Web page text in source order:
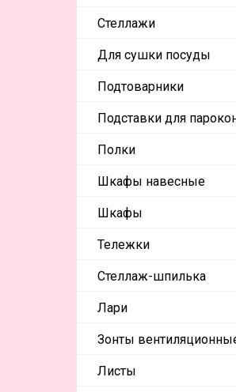
Стеллажи
Для сушки посуды
Подтоварники
Подставки для
Полки
Шкафы навесные
Шкафы
Тележки
Стеллаж-шпилька
Лари
Зонты
Листы